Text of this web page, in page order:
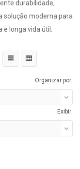
durabilidade,
solução moderna para
longa vida útil.
Organizar por:
Exibir: